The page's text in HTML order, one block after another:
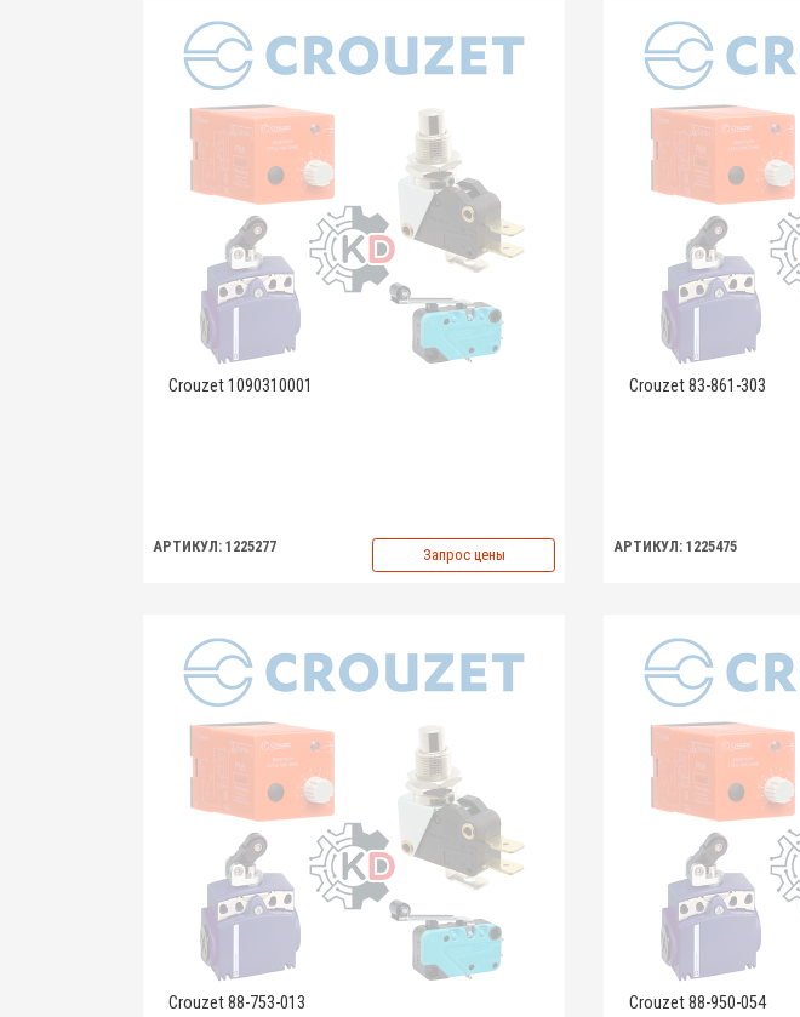
Crouzet 1090310001
АРТИКУЛ: 1225277 Запрос цены
Crouzet 83-861-303
АРТИКУЛ: 1225475
Crouzet 88-753-013 Crouzet 88-950-054